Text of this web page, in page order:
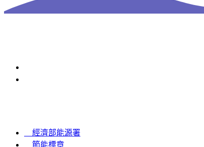
經濟部能源署
節能標章